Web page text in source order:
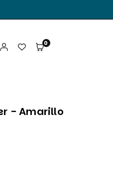
0
- Amarillo